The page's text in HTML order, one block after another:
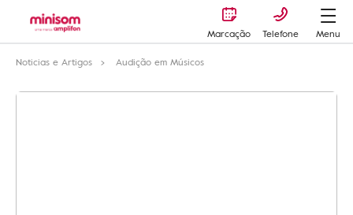
Marcação Telefone
Menu
Noticias e Artigos
Audição em Músicos